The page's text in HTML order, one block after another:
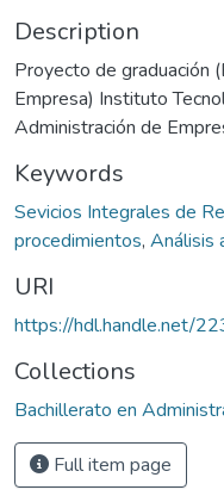
Description
Proyecto de graduación
Empresa) Instituto
Administración de
Keywords
Sevicios Integrales de
procedimientos, Análisis
URI
https://hdl.handle.net/
Collections
Bachillerato en
Full item page